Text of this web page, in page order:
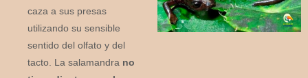
caza a sus presas
utilizando su sensible
sentido del olfato y del
tacto. La salamandra no